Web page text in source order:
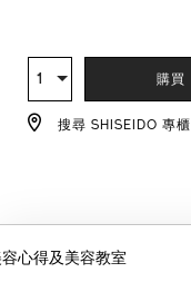
TO
CART
OPTIONS
ACTIONS
數
量
1 購買
搜尋 SHISEIDO 專櫃
心得及美容教室